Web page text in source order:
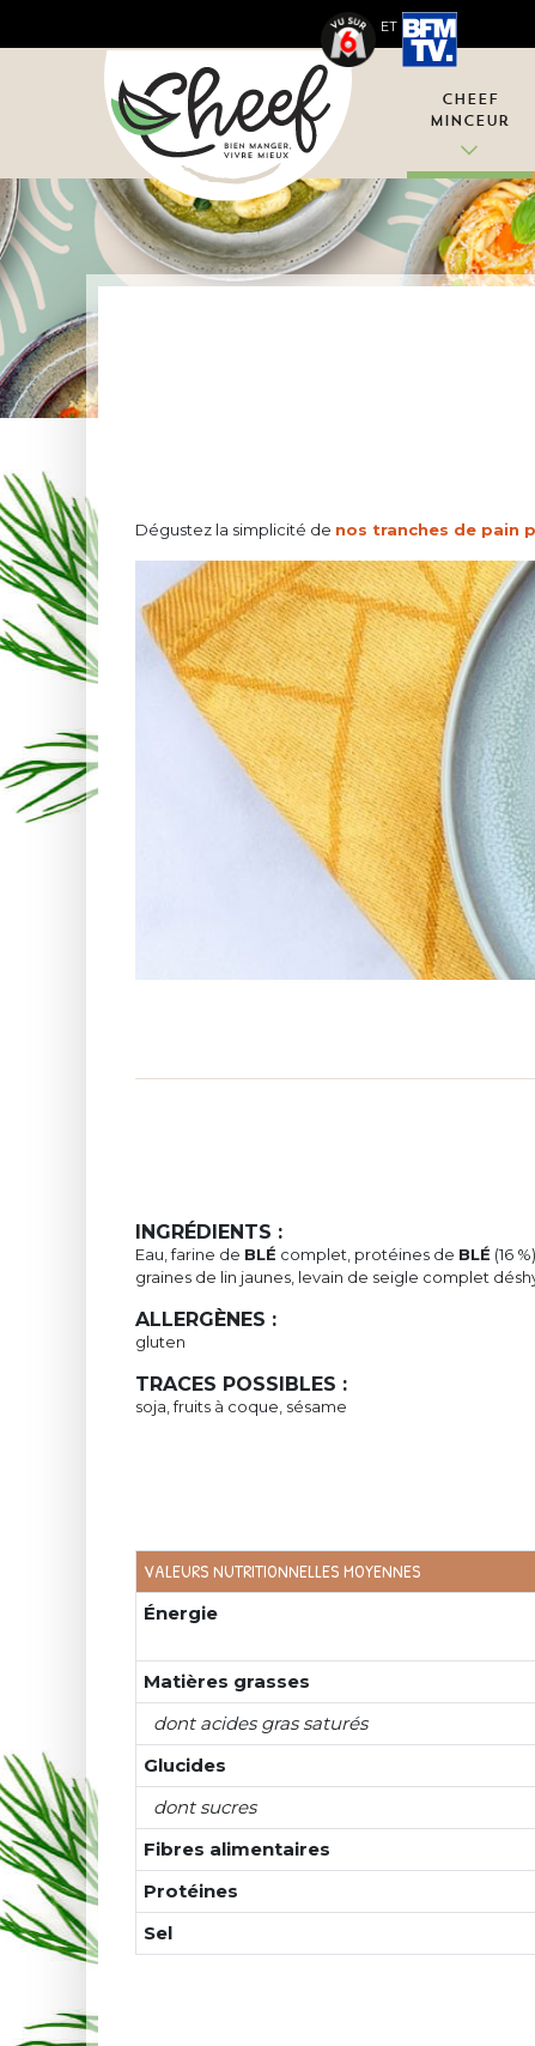
ET
Cheef
Minceur
Dégustez la simplicité de nos tranches de pain
INGRÉDIENTS :
Eau, farine de BLÉ complet, protéines de BLÉ (16
graines de lin jaunes, levain de seigle complet
ALLERGÈNES :
gluten
TRACES POSSIBLES :
soja, fruits à coque, sésame
VALEURS NUTRITIONNELLES MOYENNES
Énergie
Matières grasses
dont acides gras saturés
Glucides
dont sucres
Fibres alimentaires
Protéines
Sel